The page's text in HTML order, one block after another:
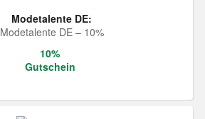
Modetalente DE:
Modetalente DE – 10%
10%
Gutschein